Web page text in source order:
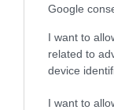
Google
I want to
related to
device
I want to